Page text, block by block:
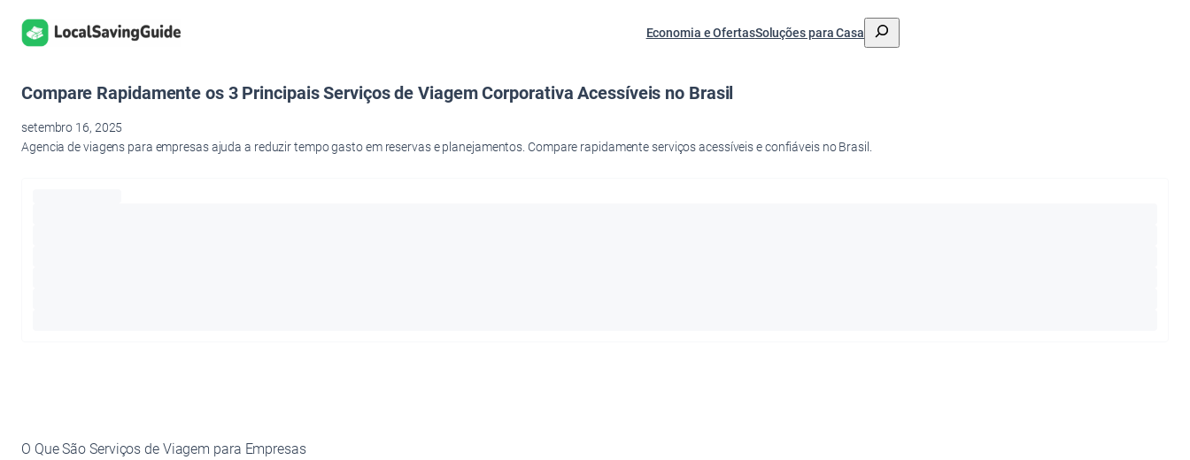
para
Economia e OfertasSoluções para Casa
索
Compare Rapidamente os 3 Principais Serviços de Viagem Corporativa Acessíveis no Brasil
setembro 16, 2025
Agencia de viagens para empresas ajuda a reduzir tempo gasto em reservas e planejamentos. Compare rapidamente serviços acessíveis e confiáveis no Brasil.
O Que São Serviços de Viagem para Empresas